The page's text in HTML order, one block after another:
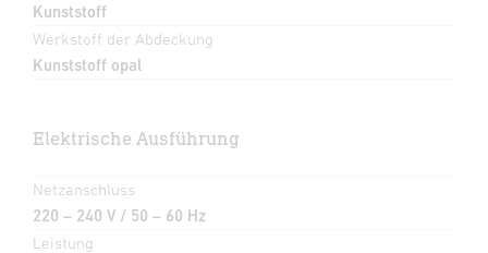
Kunststoff
Werkstoff der Abdeckung
Kunststoff opal
Elektrische Ausführung
Netzanschluss
220 – 240 V / 50 – 60 Hz
Leistung